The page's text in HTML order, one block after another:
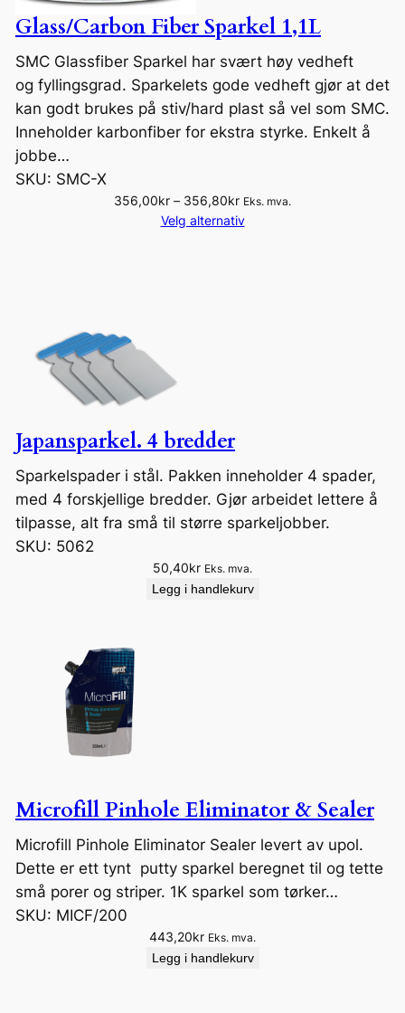
Glass/Carbon Fiber Sparkel 1,1L
SMC Glassfiber Sparkel har svært høy vedheft
og fyllingsgrad. Sparkelets gode vedheft gjør at det
kan godt brukes på stiv/hard plast så vel som SMC.
Inneholder karbonfiber for ekstra styrke. Enkelt å
jobbe…
SKU: SMC-X
356,00kr – 356,80krP
r
,
0
0
t
i
Eks. mva.
Velg alternativ
Japansparkel. 4 bredder
Sparkelspader i stål. Pakken inneholder 4 spader,
med 4 forskjellige bredder. Gjør arbeidet lettere å
tilpasse, alt fra små til større sparkeljobber.
SKU: 5062
50,40kr Eks. mva.
Legg i handlekurv
Microfill Pinhole Eliminator & Sealer
Microfill Pinhole Eliminator Sealer levert av upol.
Dette er ett tynt putty sparkel beregnet til og tette
små porer og striper. 1K sparkel som tørker…
SKU: MICF/200
443,20kr Eks. mva.
Legg i handlekurv